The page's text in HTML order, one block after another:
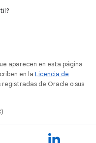
aparecen en esta página
en la Licencia de
registradas de Oracle o sus